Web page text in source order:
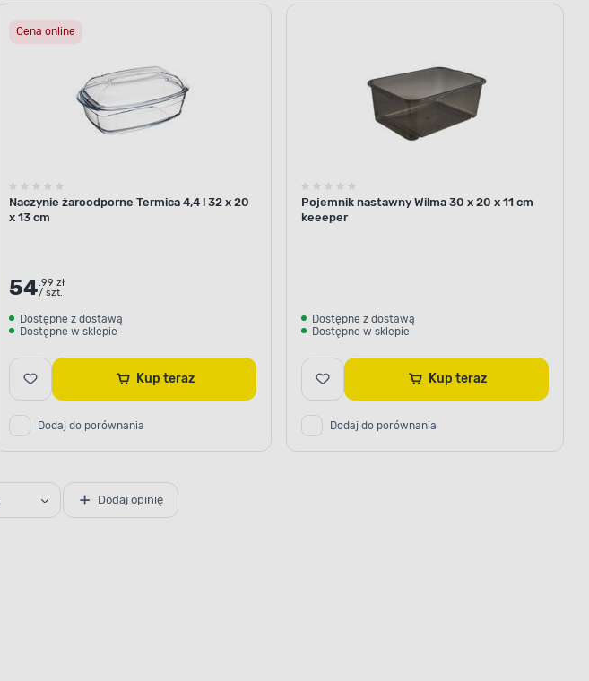
Cena online
Naczynie żaroodporne Termica 4,4 l 32 x 20
x 13 cm
54.99 zł
/ szt.
Dostępne z dostawą
Dostępne w sklepie
Kup teraz
Dodaj do porównania
Pojemnik nastawny Wilma 30 x 20 x 11 cm
keeeper
Dostępne z dostawą
Dostępne w sklepie
Kup teraz
Dodaj do porównania
Dodaj opinię